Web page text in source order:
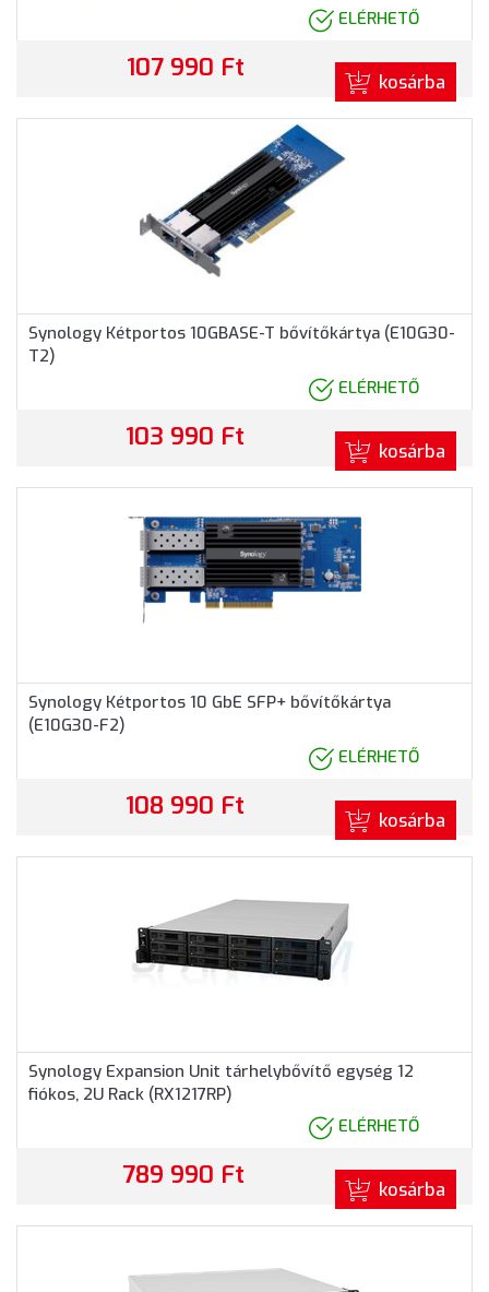
ELÉRHETŐ
107 990 Ft kosárba
Synology Kétportos 10GBASE-T bővítőkártya (E10G30-
T2)
ELÉRHETŐ
103 990 Ft kosárba
Synology Kétportos 10 GbE SFP+ bővítőkártya
(E10G30-F2)
ELÉRHETŐ
108 990 Ft kosárba
Synology Expansion Unit tárhelybővítő egység 12
fiókos, 2U Rack (RX1217RP)
ELÉRHETŐ
789 990 Ft kosárba